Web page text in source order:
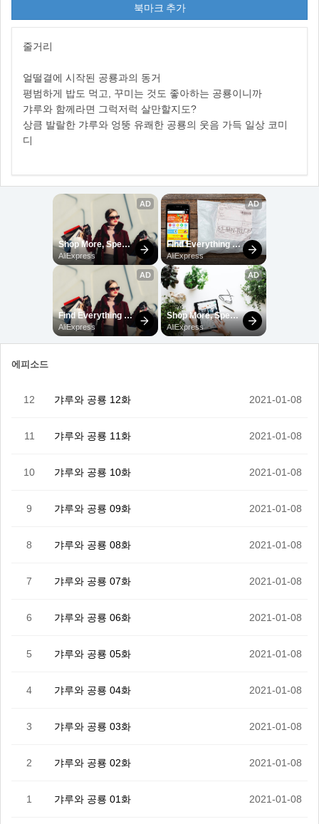
북마크 추가
줄거리
얼떨결에 시작된 공룡과의 동거
평범하게 밥도 먹고, 꾸미는 것도 좋아하는 공룡이니까
갸루와 함께라면 그럭저럭 살만할지도?
상큼 발랄한 갸루와 엉뚱 유쾌한 공룡의 웃음 가득 일상 코미
디
에피소드
12 갸루와 공룡 12화 2021-01-08
11 갸루와 공룡 11화 2021-01-08
10 갸루와 공룡 10화 2021-01-08
9 갸루와 공룡 09화 2021-01-08
8 갸루와 공룡 08화 2021-01-08
7 갸루와 공룡 07화 2021-01-08
6 갸루와 공룡 06화 2021-01-08
5 갸루와 공룡 05화 2021-01-08
4 갸루와 공룡 04화 2021-01-08
3 갸루와 공룡 03화 2021-01-08
2 갸루와 공룡 02화 2021-01-08
1 갸루와 공룡 01화 2021-01-08